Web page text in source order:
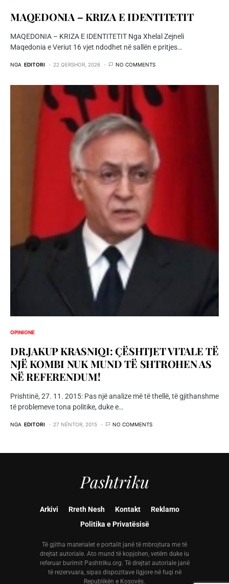
MAQEDONIA – KRIZA E IDENTITETIT
MAQEDONIA – KRIZA E IDENTITETIT Nga Xhelal Zejneli
Maqedonia e Veriut 16 vjet ndodhet në sallën e pritjes…
NGA EDITORI 22 QERSHOR, 2026 NO COMMENTS
OPINIONE
DR.JAKUP KRASNIQI: ÇËSHTJET VITALE TË
NJË KOMBI NUK MUND TË SHTROHEN AS
NË REFERENDUM!
Prishtinë, 27. 11. 2015: Pas një analize më të thellë, të gjithanshme
të problemeve tona politike, duke e…
NGA EDITORI 27 NËNTOR, 2015 NO COMMENTS
Pashtriku
Arkivi Rreth Nesh Kontakt
Reklamo
Politika e Privatësisë
Të gjitha materialet e portalit janë të mbrojtura me të
drejtat autoriale. Ato mund të kopjohen, vetëm duke iu
referuar burimit Pashtriku.org. Të drejtat autoriale janë
të rezervuara, sipas dispozitave ligjore në fuqi në
Republikën e Kosovës.